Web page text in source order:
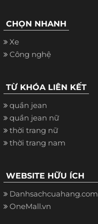
CHỌN NHANH
Xe
Công nghệ
TỪ KHÓA LIÊN KẾT
quần jean
quần jean nữ
thời trang nữ
thời trang nam
WEBSITE HỮU ÍCH
Danhsachcuahang.com
OneMall.vn